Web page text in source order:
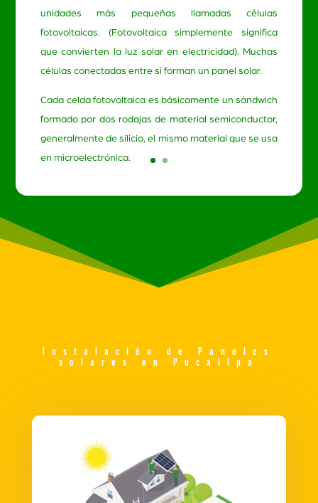
unidades más pequeñas llamadas células
fotovoltaicas. (Fotovoltaica simplemente significa
que convierten la luz solar en electricidad). Muchas
células conectadas entre sí forman un panel solar.
Cada celda fotovoltaica es básicamente un sándwich
formado por dos rodajas de material semiconductor,
generalmente de silicio, el mismo material que se usa
en microelectrónica.
Instalación de Paneles
solares en Pucallpa